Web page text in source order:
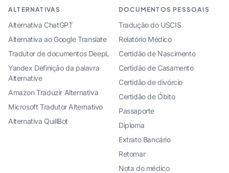
ALTERNATIVAS
Alternativa ChatGPT
Alternativa ao Google Translate
Tradutor de documentos DeepL
Yandex Definição da palavra
Alternative
Amazon Traduzir Alternativa
Microsoft Tradutor Alternativo
Alternativa QuillBot
DOCUMENTOS PESSOAIS
Tradução do USCIS
Relatório Médico
Certidão de Nascimento
Certidão de Casamento
Certidão de divórcio
Certidão de Óbito
Passaporte
Diploma
Extrato Bancário
Retomar
Nota do médico